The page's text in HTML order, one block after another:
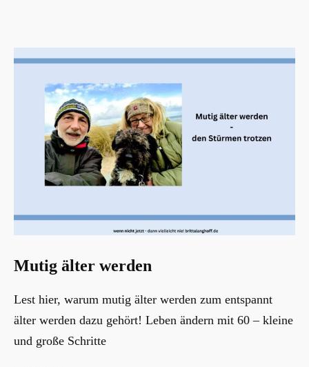
Mutig älter werden
Lest hier, warum mutig älter werden zum entspannt
älter werden dazu gehört! Leben ändern mit 60 – kleine
und große Schritte